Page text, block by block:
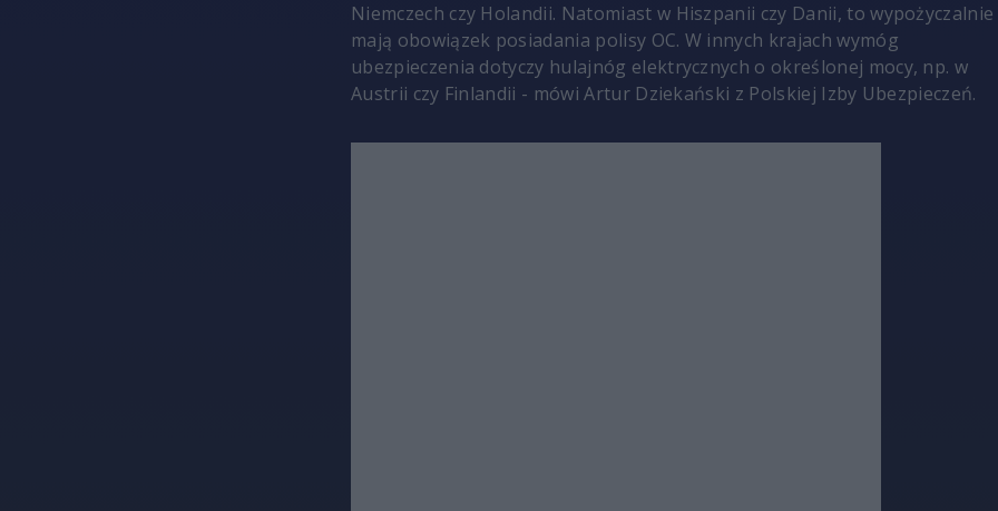
Niemczech czy Holandii. Natomiast w Hiszpanii czy Danii, to wypożyczalnie
mają obowiązek posiadania polisy OC. W innych krajach wymóg
ubezpieczenia dotyczy hulajnóg elektrycznych o określonej mocy, np. w
Austrii czy Finlandii - mówi Artur Dziekański z Polskiej Izby Ubezpieczeń.